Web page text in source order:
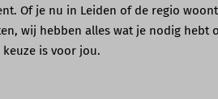
Of je nu in Leiden of de regio
wij hebben alles wat je nodig hebt
keuze is voor jou.